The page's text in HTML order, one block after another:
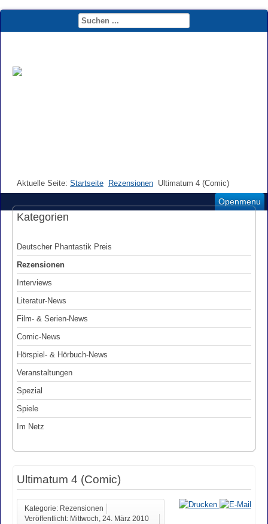
Openmenu
Aktuelle Seite: Startseite Rezensionen Ultimatum 4 (Comic)
Kategorien
Deutscher Phantastik Preis
Rezensionen
Interviews
Literatur-News
Film- & Serien-News
Comic-News
Hörspiel- & Hörbuch-News
Veranstaltungen
Spezial
Spiele
Im Netz
Ultimatum 4 (Comic)
Kategorie: Rezensionen
Veröffentlicht: Mittwoch, 24. März 2010